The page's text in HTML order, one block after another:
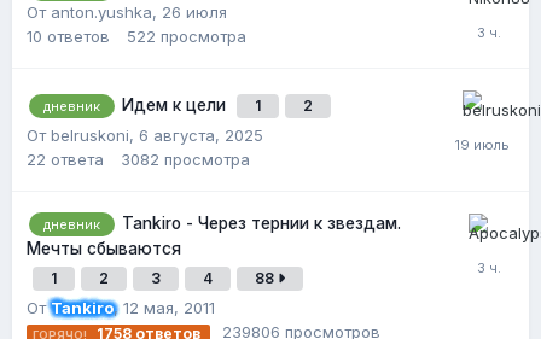
От anton.yushka, 26 июля
10 ответов 522 просмотра
дневник Идем к цели 1 2
От belruskoni, 6 августа, 2025
22 ответа 3082 просмотра
дневник
Tankiro - Через тернии к звездам.
Мечты сбываются
1 2 3 4 88
ОтTankiro,12 мая, 2011
1758 ответов 239806 просмотров